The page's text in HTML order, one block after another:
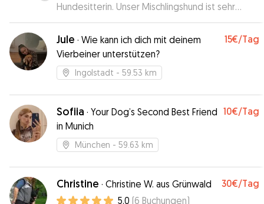
Hundesitterin. Unser Mischlingshund ist sehr
glücklich mit ihr.”
Jule · Wie kann ich dich mit deinem
Vierbeiner unterstützen?
15€/Tag
Ingolstadt - 59.53 km
Sofiia · Your Dog’s Second Best Friend
in Munich
10€/Tag
München - 59.63 km
Christine · Christine W. aus Grünwald 30€/Tag
5.0 (6 Buchungen)